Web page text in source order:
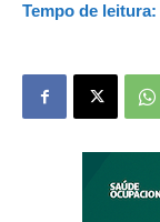
Tempo de leitura: